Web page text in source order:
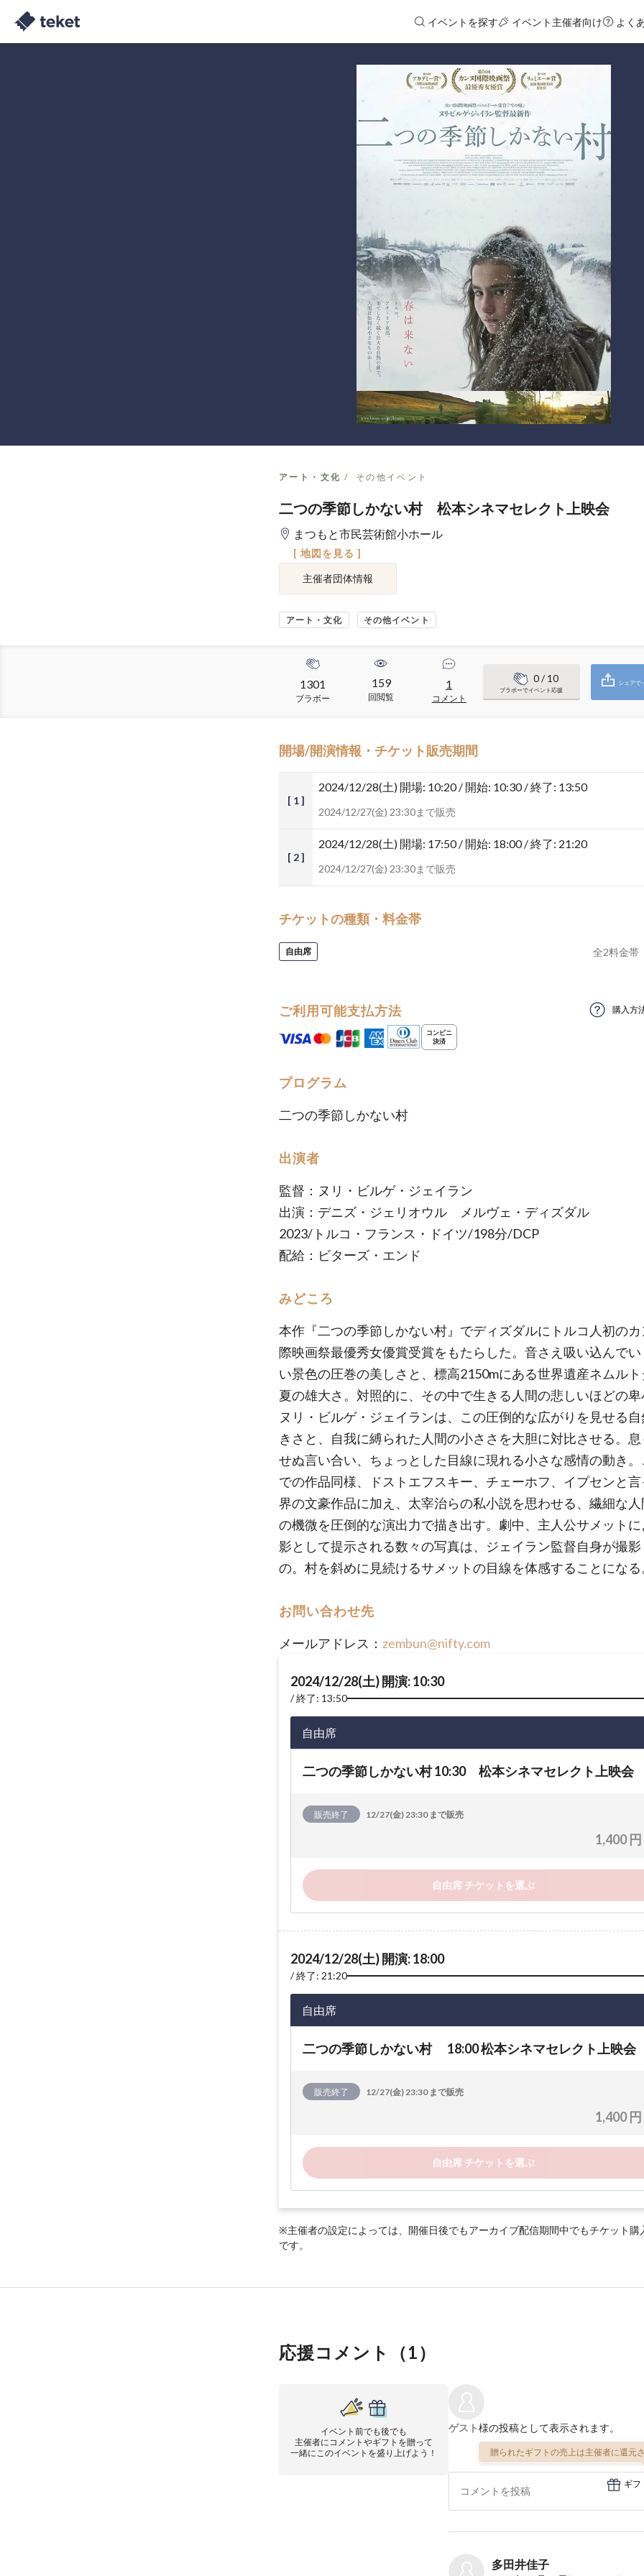
イベントを探す イベント主催者向け よく
アート・文化 その他イベント
二つの季節しかない村 松本シネマセレクト上映会
まつもと市民芸術館小ホール
[ 地図を見る ]
主催者団体情報
アート・文化 その他イベント
1301
ブラボー
159
回閲覧
1
コメント
0/ 10
ブラボーでイベント応援
シェアで
開場/開演情報・チケット販売期間
[ 1 ]
2024/12/28(土) 開場: 10:20 / 開始: 10:30 / 終了: 13:50
2024/12/27(金) 23:30まで販売
[ 2 ]
2024/12/28(土) 開場: 17:50 / 開始: 18:00 / 終了: 21:20
2024/12/27(金) 23:30まで販売
チケットの種類・料金帯
自由席 全2料金帯
ご利用可能支払方法 購入方
プログラム
二つの季節しかない村
出演者
監督：ヌリ・ビルゲ・ジェイラン
出演：デニズ・ジェリオウル メルヴェ・ディズダル
2023/トルコ・フランス・ドイツ/198分/DCP
配給：ビターズ・エンド
みどころ
本作『二つの季節しかない村』でディズダルにトルコ人初の
際映画祭最優秀女優賞受賞をもたらした。音さえ吸い込んで
い景色の圧巻の美しさと、標高2150mにある世界遺産ネムル
夏の雄大さ。対照的に、その中で生きる人間の悲しいほどの
ヌリ・ビルゲ・ジェイランは、この圧倒的な広がりを見せる
きさと、自我に縛られた人間の小ささを大胆に対比させる。
せぬ言い合い、ちょっとした目線に現れる小さな感情の動き
での作品同様、ドストエフスキー、チェーホフ、イプセンと
界の文豪作品に加え、太宰治らの私小説を思わせる、繊細な
の機微を圧倒的な演出力で描き出す。劇中、主人公サメット
影として提示される数々の写真は、ジェイラン監督自身が撮
の。村を斜めに見続けるサメットの目線を体感することになる
お問い合わせ先
メールアドレス： zembun@nifty.com
2024/12/28(土) 開演: 10:30
終了: 13:50
自由席
二つの季節しかない村 10:30 松本シネマセレクト上映会
販売終了 12/27(金) 23:30 まで販売
1,400 円
自由席 チケットを選ぶ
2024/12/28(土) 開演: 18:00
終了: 21:20
自由席
二つの季節しかない村 18:00 松本シネマセレクト上映会
販売終了 12/27(金) 23:30 まで販売
1,400 円
自由席 チケットを選ぶ
※主催者の設定によっては、開催日後でもアーカイブ配信期間中でもチケット購
です。
応援コメント（1）
イベント前でも後でも
主催者にコメントやギフトを贈って
一緒にこのイベントを盛り上げよう！
ゲスト様の投稿として表示されます。
贈られたギフトの売上は主催者に還元
ギフ
多田井佳子